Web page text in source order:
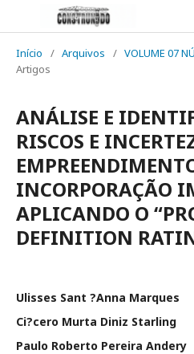
Início / Arquivos / VOLUME 07
Artigos
ANÁLISE E
RISCOS E
INCORPORAÇÃO
APLICANDO O
DEFINITION
Ulisses Sant ?Anna Marques
Ci?cero Murta Diniz Starling
Paulo Roberto Pereira Andery